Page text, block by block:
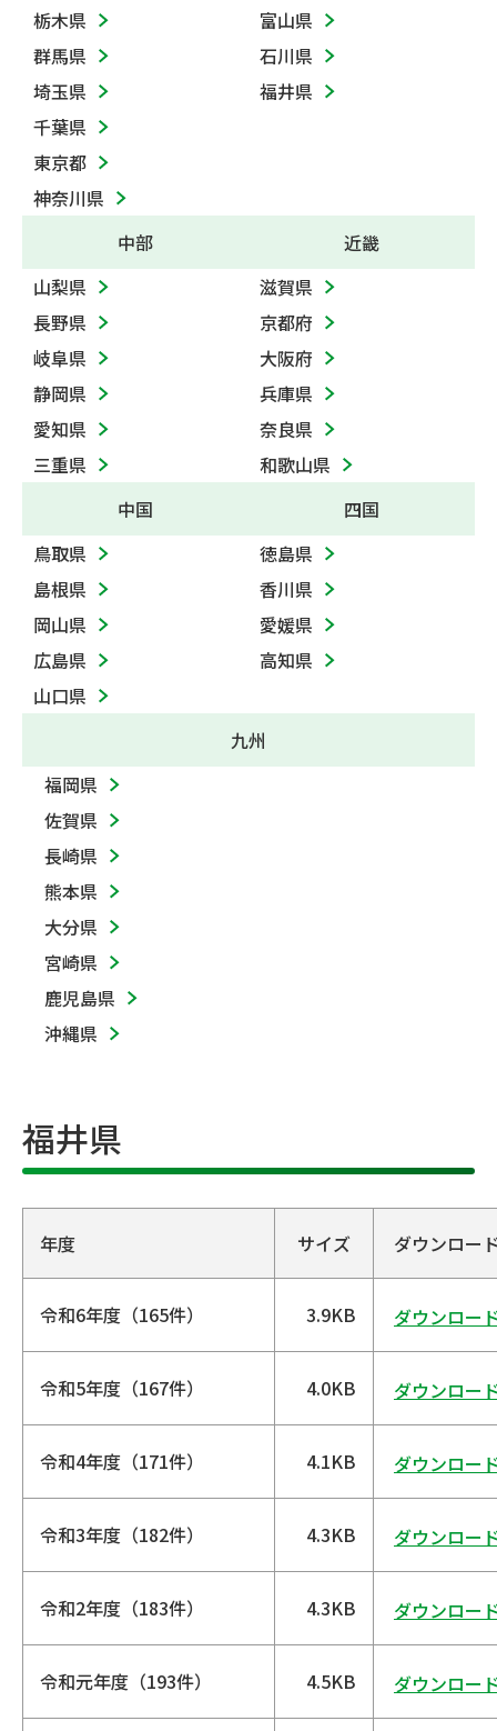
栃木県
群馬県
埼玉県
千葉県
東京都
神奈川県
富山県
石川県
福井県
中部
山梨県
長野県
岐阜県
静岡県
愛知県
三重県
近畿
滋賀県
京都府
大阪府
兵庫県
奈良県
和歌山県
中国
鳥取県
島根県
岡山県
広島県
山口県
四国
徳島県
香川県
愛媛県
高知県
九州
福岡県
佐賀県
長崎県
熊本県
大分県
宮崎県
鹿児島県
沖縄県
福井県
年度 サイズ ダウンロー
令和6年度（165件） 3.9KB ダウンロー
令和5年度（167件） 4.0KB ダウンロー
令和4年度（171件） 4.1KB ダウンロー
令和3年度（182件） 4.3KB ダウンロー
令和2年度（183件） 4.3KB ダウンロー
令和元年度（193件） 4.5KB ダウンロー